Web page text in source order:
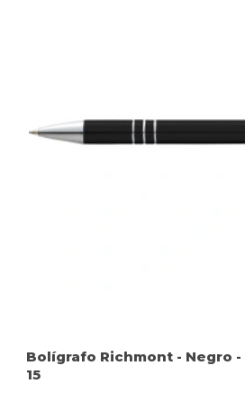
Bolígrafo Richmont - Negro -
15